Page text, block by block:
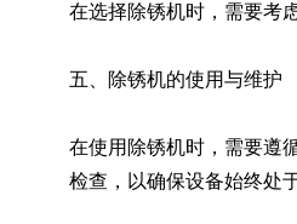
在选择除锈机时，需要考
五、除锈机的使用与维护
在使用除锈机时，需要遵
检查，以确保设备始终处